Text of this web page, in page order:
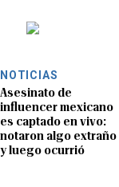
NOTICIAS
Asesinato de
influencer mexicano
es captado en vivo:
notaron algo extraño
y luego ocurrió